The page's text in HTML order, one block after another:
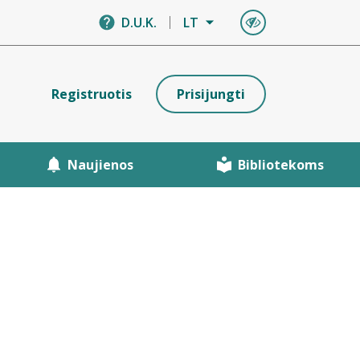
D.U.K. LT
Registruotis Prisijungti
Naujienos Bibliotekoms